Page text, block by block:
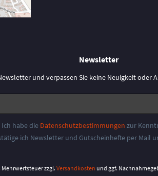
Newsletter
und verpassen Sie keine Neuigkeit oder
Ich habe die Datenschutzbestimmungen zur
ich Newsletter und Gutscheinhefte per Mail
Mehrwertsteuer zzgl.Versandkosten und ggf.